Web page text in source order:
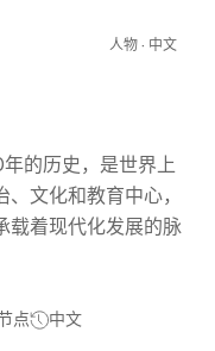
人物 · 中文
的历史，是世界上
文化和教育中心，
载着现代化发展的脉
点 中文